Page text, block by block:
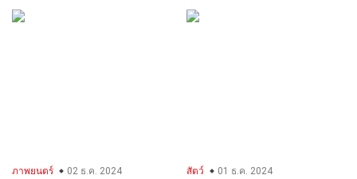
ภาพยนตร์ 02 ธ.ค. 2024 สัตว์ 01 ธ.ค. 2024